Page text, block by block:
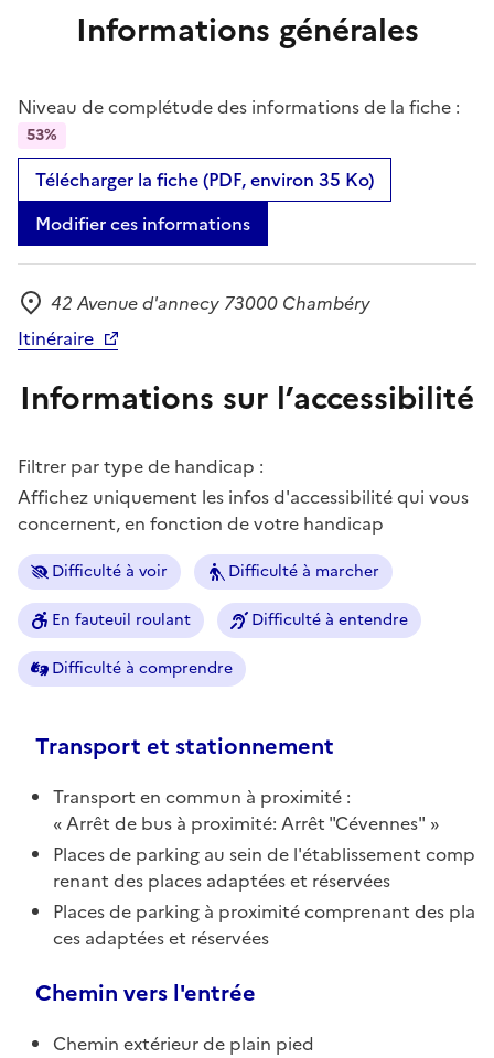
Informations générales
Niveau de complétude des informations de la fiche :
53%
Télécharger la fiche (PDF, environ 35 Ko)
Modifier ces informations
Adresse
42 Avenue d'annecy 73000 Chambéry
Itinéraire
Informations sur l’accessibilité
Filtrer par type de handicap :
Affichez uniquement les infos d'accessibilité qui vous
concernent, en fonction de votre handicap
Difficulté à voir Difficulté à marcher
En fauteuil roulant Difficulté à entendre
Difficulté à comprendre
Transport et stationnement
Transport en commun à proximité :
Arrêt de bus à proximité: Arrêt "Cévennes"
Places de parking au sein de l'établissement comp
renant des places adaptées et réservées
Places de parking à proximité comprenant des pla
ces adaptées et réservées
Chemin vers l'entrée
Chemin extérieur de plain pied